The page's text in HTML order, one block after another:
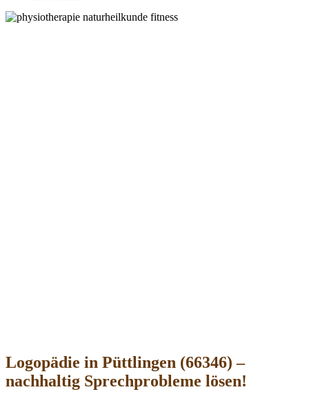
Logopädie in Püttlingen (66346) –
nachhaltig Sprechprobleme lösen!